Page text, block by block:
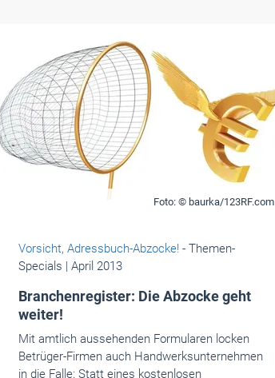
Foto: © baurka/123RF.com
Vorsicht, Adressbuch-Abzocke! - Themen-
Specials | April 2013
Branchenregister: Die Abzocke geht
weiter!
Mit amtlich aussehenden Formularen locken
Betrüger-Firmen auch Handwerksunternehmen
in die Falle: Statt eines kostenlosen